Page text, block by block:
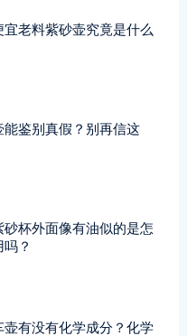
老料紫砂壶究竟是什么
能鉴别真假？别再信这
砂杯外面像有油似的是怎
？
壶有没有化学成分？化学